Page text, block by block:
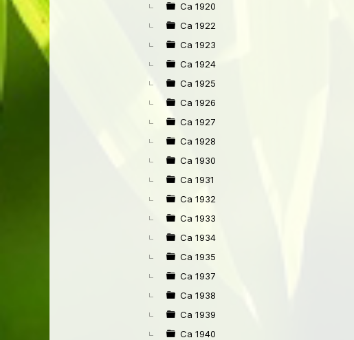
Ca 1920
Ca 1922
Ca 1923
Ca 1924
Ca 1925
Ca 1926
Ca 1927
Ca 1928
Ca 1930
Ca 1931
Ca 1932
Ca 1933
Ca 1934
Ca 1935
Ca 1937
Ca 1938
Ca 1939
Ca 1940